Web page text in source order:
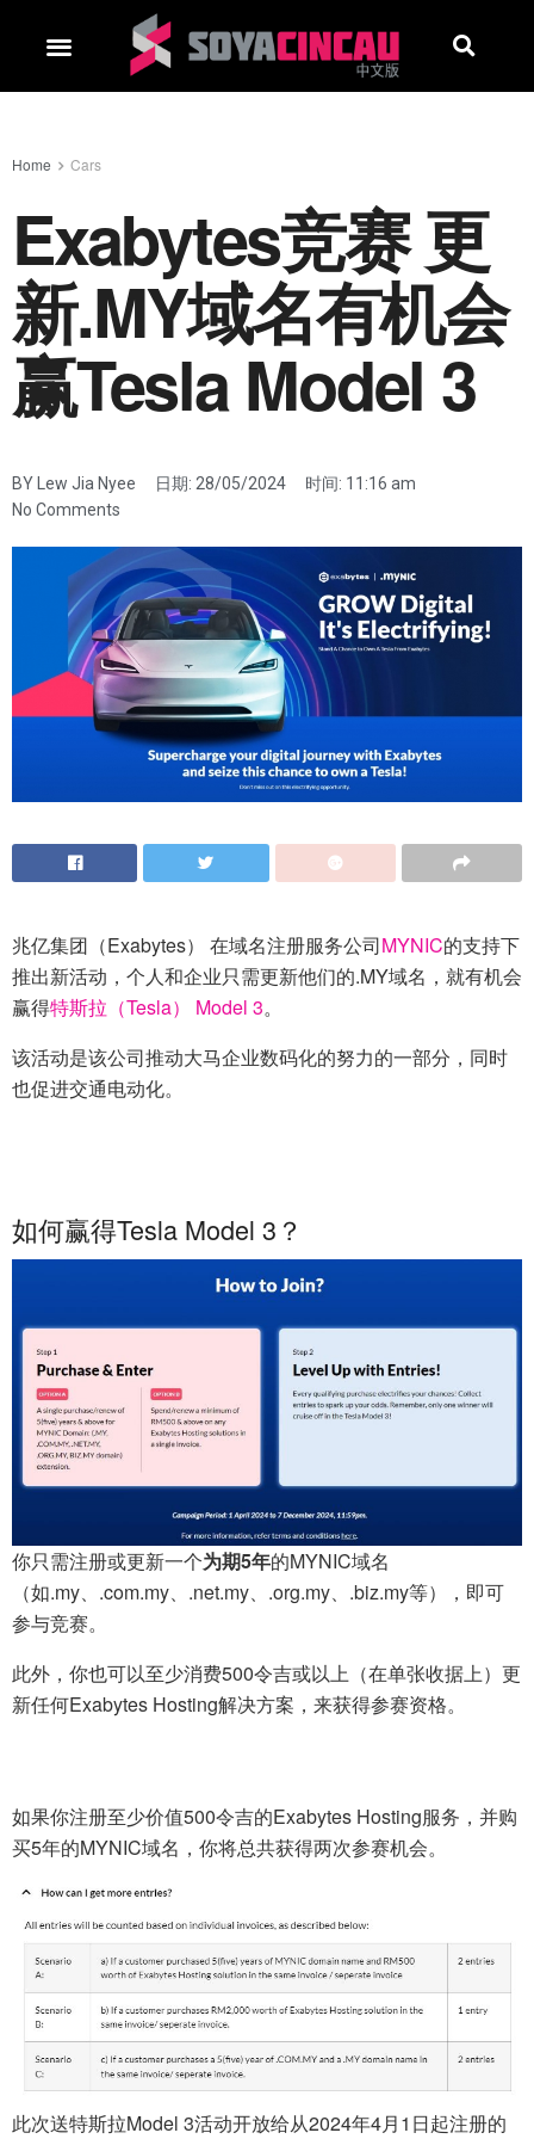
Home Cars
Exabytes竞赛 更
新.MY域名有机会
赢Tesla Model 3
BY Lew Jia Nyee 日期: 28/05/2024 时间: 11:16 am
No Comments
兆亿集团（Exabytes） 在域名注册服务公司MYNIC的支持下
推出新活动，个人和企业只需更新他们的.MY域名，就有机会
赢得特斯拉（Tesla） Model 3。
该活动是该公司推动大马企业数码化的努力的一部分，同时
也促进交通电动化。
如何赢得Tesla Model 3？
你只需注册或更新一个为期5年的MYNIC域名
（如.my、.com.my、.net.my、.org.my、.biz.my等），即可
参与竞赛。
此外，你也可以至少消费500令吉或以上（在单张收据上）更
新任何Exabytes Hosting解决方案，来获得参赛资格。
如果你注册至少价值500令吉的Exabytes Hosting服务，并购
买5年的MYNIC域名，你将总共获得两次参赛机会。
此次送特斯拉Model 3活动开放给从2024年4月1日起注册的